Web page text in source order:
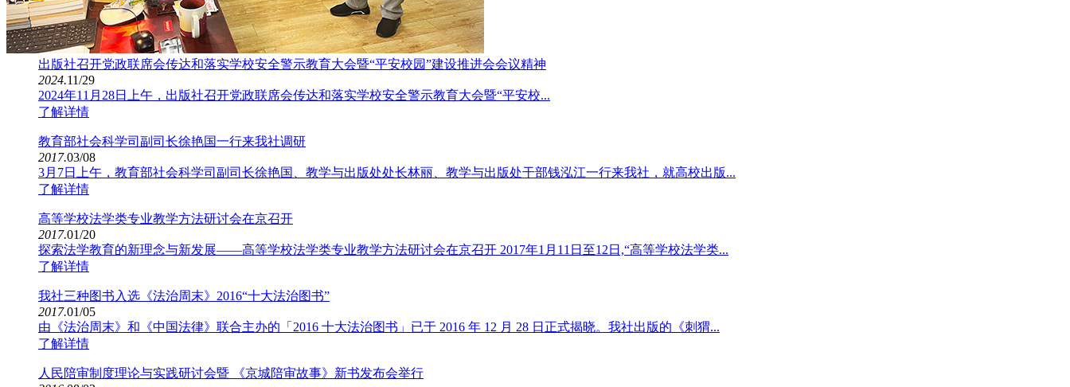
出版社召开党政联席会传达和落实学校安全警示教育大会暨“平安校园”建设推进会会议精神
2024.11/29
2024年11月28日上午，出版社召开党政联席会传达和落实学校安全警示教育大会暨“平安校...
了解详情
教育部社会科学司副司长徐艳国一行来我社调研
2017.03/08
3月7日上午，教育部社会科学司副司长徐艳国、教学与出版处处长林丽、教学与出版处干部钱泓江一行来我社，就高校出版...
了解详情
高等学校法学类专业教学方法研讨会在京召开
2017.01/20
探索法学教育的新理念与新发展——高等学校法学类专业教学方法研讨会在京召开 2017年1月11日至12日,“高等学校法学类...
了解详情
我社三种图书入选《法治周末》2016“十大法治图书”
2017.01/05
由《法治周末》和《中国法律》联合主办的「2016 十大法治图书」已于 2016 年 12 月 28 日正式揭晓。我社出版的《刺猬...
了解详情
人民陪审制度理论与实践研讨会暨 《京城陪审故事》新书发布会举行